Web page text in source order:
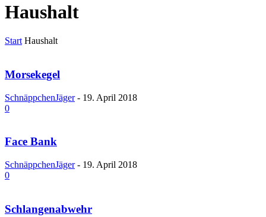
Haushalt
Start Haushalt
Morsekegel
SchnäppchenJäger - 19. April 2018
0
Face Bank
SchnäppchenJäger - 19. April 2018
0
Schlangenabwehr